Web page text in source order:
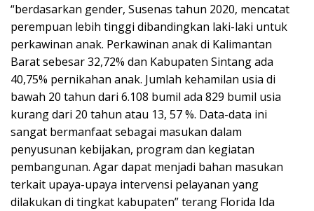
“berdasarkan gender, Susenas tahun 2020, mencatat
perempuan lebih tinggi dibandingkan laki-laki untuk
perkawinan anak. Perkawinan anak di Kalimantan
Barat sebesar 32,72% dan Kabupaten Sintang ada
40,75% pernikahan anak. Jumlah kehamilan usia di
bawah 20 tahun dari 6.108 bumil ada 829 bumil usia
kurang dari 20 tahun atau 13, 57 %. Data-data ini
sangat bermanfaat sebagai masukan dalam
penyusunan kebijakan, program dan kegiatan
pembangunan. Agar dapat menjadi bahan masukan
terkait upaya-upaya intervensi pelayanan yang
dilakukan di tingkat kabupaten” terang Florida Ida